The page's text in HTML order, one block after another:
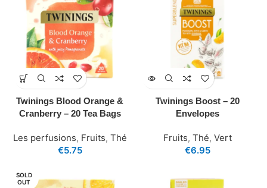
Twinings Blood Orange &
Cranberry – 20 Tea Bags
Les perfusions, Fruits, Thé
€5.75
Twinings Boost – 20
Envelopes
Fruits, Thé, Vert
€6.95
SOLD
OUT